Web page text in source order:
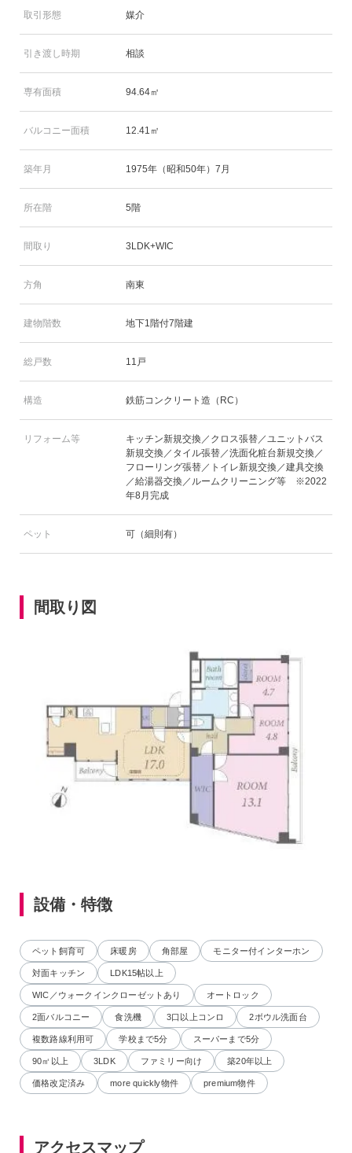
取引形態 媒介
引き渡し時期 相談
専有面積 94.64㎡
バルコニー面積 12.41㎡
築年月 1975年（昭和50年）7月
所在階 5階
間取り 3LDK+WIC
方角 南東
建物階数 地下1階付7階建
総戸数 11戸
構造 鉄筋コンクリート造（RC）
リフォーム等
キッチン新規交換／クロス張替／ユニットバス
新規交換／タイル張替／洗面化粧台新規交換／
フローリング張替／トイレ新規交換／建具交換
／給湯器交換／ルームクリーニング等 ※2022
年8月完成
ペット 可（細則有）
間取り図
設備・特徴
ペット飼育可 床暖房 角部屋 モニター付インターホン
対面キッチン LDK15帖以上
WIC／ウォークインクローゼットあり オートロック
2面バルコニー 食洗機 3口以上コンロ 2ボウル洗面台
複数路線利用可 学校まで5分 スーパーまで5分
90㎡以上 3LDK ファミリー向け 築20年以上
価格改定済み more quickly物件 premium物件
アクセスマップ